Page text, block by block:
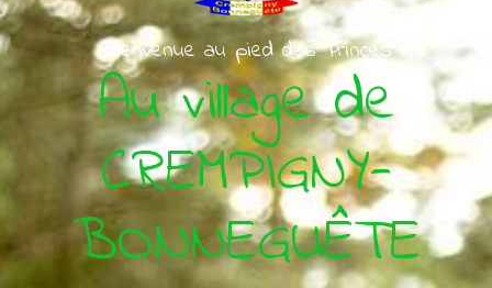
Bienvenue au pied des Princes
Au village de
CREMPIGNY-
BONNEGUÊTE